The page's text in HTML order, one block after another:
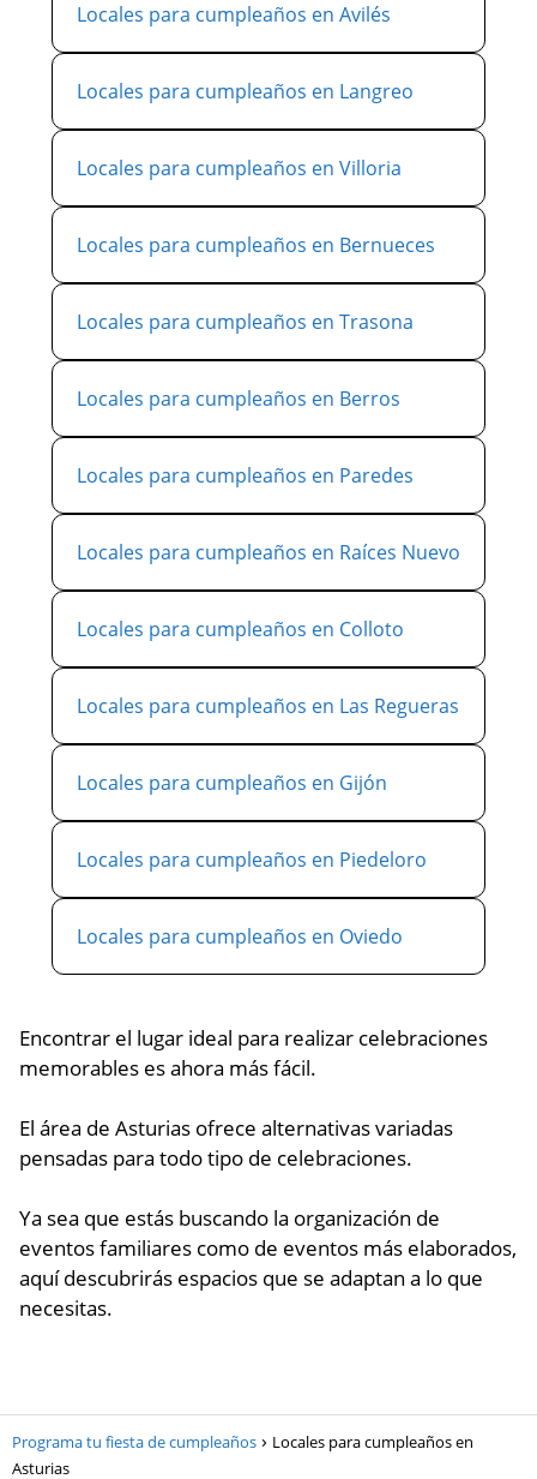
Locales para cumpleaños en Avilés
Locales para cumpleaños en Langreo
Locales para cumpleaños en Villoria
Locales para cumpleaños en Bernueces
Locales para cumpleaños en Trasona
Locales para cumpleaños en Berros
Locales para cumpleaños en Paredes
Locales para cumpleaños en Raíces Nuevo
Locales para cumpleaños en Colloto
Locales para cumpleaños en Las Regueras
Locales para cumpleaños en Gijón
Locales para cumpleaños en Piedeloro
Locales para cumpleaños en Oviedo
Encontrar el lugar ideal para realizar celebraciones
memorables es ahora más fácil.
El área de Asturias ofrece alternativas variadas
pensadas para todo tipo de celebraciones.
Ya sea que estás buscando la organización de
eventos familiares como de eventos más elaborados,
aquí descubrirás espacios que se adaptan a lo que
necesitas.
Programa tu fiesta de cumpleaños
Locales para cumpleaños en
Asturias